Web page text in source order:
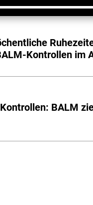
Kontrollen im
BALM